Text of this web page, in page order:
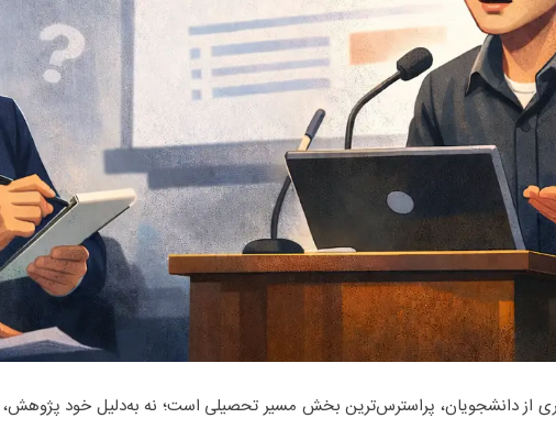
از دانشجویان، پراسترس‌ترین بخش مسیر تحصیلی است؛ نه به‌دلیل خود